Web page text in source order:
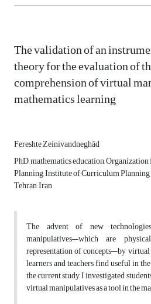
The validation of an
theory for the evaluation of
comprehension of virtual
mathematics learning
Fereshte Zeinivandneghād
PhD, mathematics education,
Planning, Institute of Curriculum
Tehran, Iran
The advent of new
manipulatives—which are
representation of concepts—by
learners and teachers find useful in
the current study, I investigated
virtual manipulatives as a tool in the